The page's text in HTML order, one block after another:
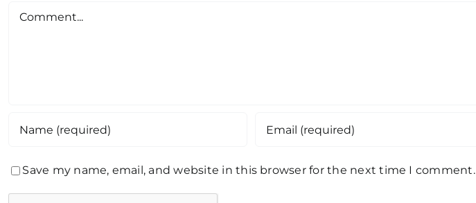
Comment
Save my name, email, and website in this browser for the next time I comment.